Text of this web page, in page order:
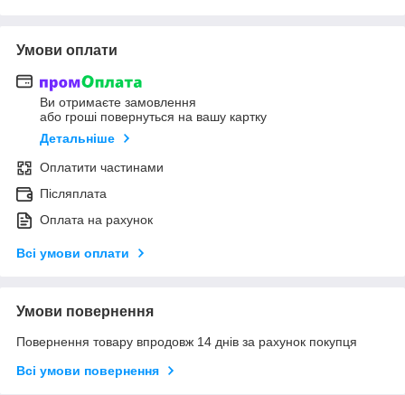
Умови оплати
Ви отримаєте замовлення
або гроші повернуться на вашу картку
Детальніше
Оплатити частинами
Післяплата
Оплата на рахунок
Всі умови оплати
Умови повернення
Повернення товару впродовж 14 днів за рахунок покупця
Всі умови повернення